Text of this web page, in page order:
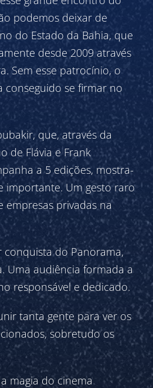
podemos deixar de
do Estado da Bahia, que
desde 2009 através
Sem esse patrocínio, o
conseguido se firmar no
que, através da
de Flávia e Frank
a 5 edições, mostra-
importante. Um gesto raro
empresas privadas na
do Panorama,
Uma audiência formada a
responsável e dedicado.
tanta gente para ver os
sobretudo os
magia do cinema